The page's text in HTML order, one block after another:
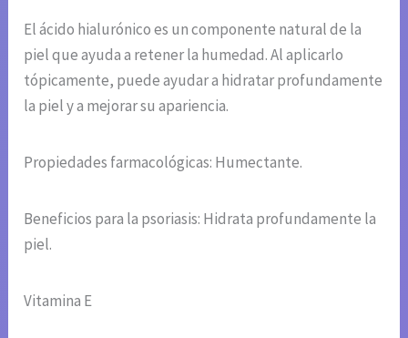
El ácido hialurónico es un componente natural de la
piel que ayuda a retener la humedad. Al aplicarlo
tópicamente, puede ayudar a hidratar profundamente
la piel y a mejorar su apariencia.
Propiedades farmacológicas: Humectante.
Beneficios para la psoriasis: Hidrata profundamente la
piel.
Vitamina E